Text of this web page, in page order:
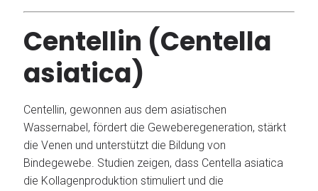
Centellin (Centella
asiatica)
Centellin, gewonnen aus dem asiatischen
Wassernabel, fördert die Geweberegeneration, stärkt
die Venen und unterstützt die Bildung von
Bindegewebe. Studien zeigen, dass Centella asiatica
die Kollagenproduktion stimuliert und die